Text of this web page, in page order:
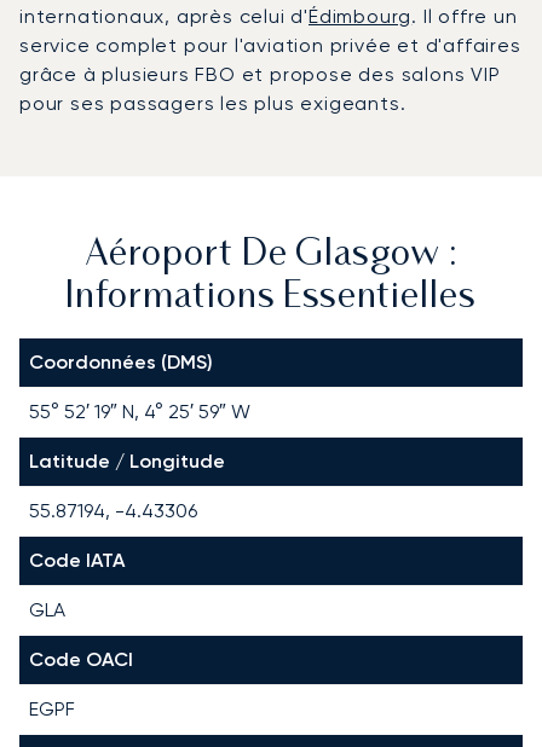
internationaux, après celui d'Édimbourg. Il offre un
service complet pour l'aviation privée et d'affaires
grâce à plusieurs FBO et propose des salons VIP
pour ses passagers les plus exigeants.
Aéroport De Glasgow :
Informations Essentielles
Coordonnées (DMS)
55° 52′ 19″ N, 4° 25′ 59″ W
Latitude / Longitude
55.87194, -4.43306
Code IATA
GLA
Code OACI
EGPF